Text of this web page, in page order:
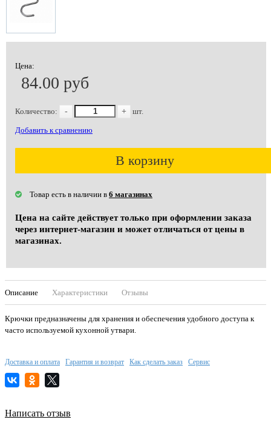
Цена:
84.00 руб
Количество: - + шт.
Добавить к сравнению
В корзину
Товар есть в наличии в 6 магазинах
Цена на сайте действует только при оформлении заказа
через интернет-магазин и может отличаться от цены в
магазинах.
Описание Характеристики Отзывы
Крючки предназначены для хранения и обеспечения удобного доступа к
часто используемой кухонной утвари.
Доставка и оплата Гарантия и возврат Как сделать заказ Сервис
Написать отзыв